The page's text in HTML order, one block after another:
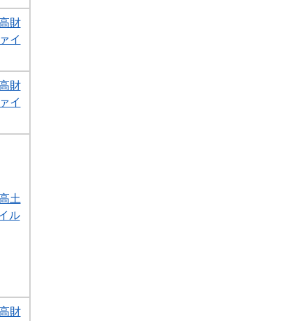
財
イ
財
イ
土
ル
財